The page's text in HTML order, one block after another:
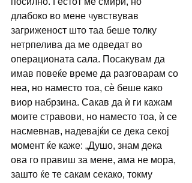
длабоко во мене чувствував
загриженост што таа беше толку
нетрпелива да ме одведат во
операционата сала. Посакувам да
имав повеќе време да разговарам со
неа, но наместо тоа, сѐ беше како
виор набрзина. Сакав да ѝ ги кажам
моите стравови, но наместо тоа, ѝ се
насмевнав, надевајќи се дека секој
момент ќе каже: „Душо, знам дека
ова го правиш за мене, ама не мора,
зашто ќе те сакам секако, токму